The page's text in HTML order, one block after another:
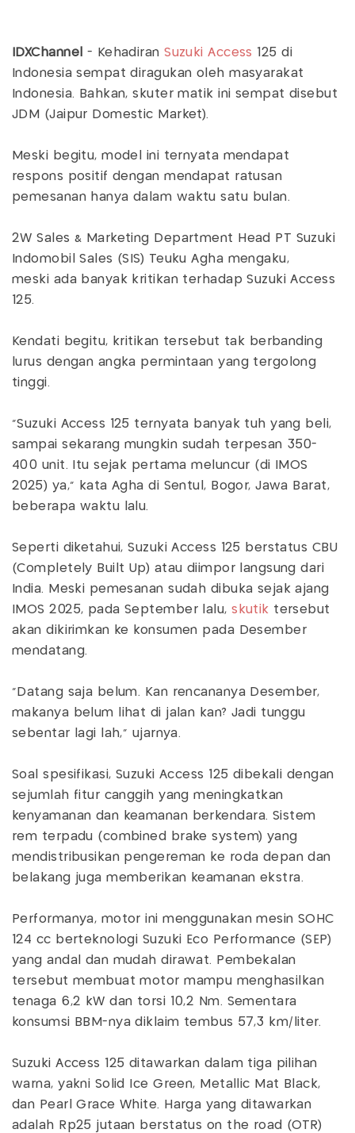
IDXChannel - KehadiranSuzuki Access 125 di
Indonesia sempat diragukan oleh masyarakat
Indonesia. Bahkan, skuter matik ini sempat disebut
JDM (Jaipur Domestic Market).
Meski begitu, model ini ternyata mendapat
respons positif dengan mendapat ratusan
pemesanan hanya dalam waktu satu bulan.
2W Sales & Marketing Department Head PT Suzuki
Indomobil Sales (SIS) Teuku Agha mengaku,
meski ada banyak kritikan terhadap Suzuki Access
125.
Kendati begitu, kritikan tersebut tak berbanding
lurus dengan angka permintaan yang tergolong
tinggi.
"Suzuki Access 125 ternyata banyak tuh yang beli,
sampai sekarang mungkin sudah terpesan 350-
400 unit. Itu sejak pertama meluncur (di IMOS
2025) ya," kata Agha di Sentul, Bogor, Jawa Barat,
beberapa waktu lalu.
Seperti diketahui, Suzuki Access 125 berstatus CBU
(Completely Built Up) atau diimpor langsung dari
India. Meski pemesanan sudah dibuka sejak ajang
IMOS 2025, pada September lalu,skutik tersebut
akan dikirimkan ke konsumen pada Desember
mendatang.
"Datang saja belum. Kan rencananya Desember,
makanya belum lihat di jalan kan? Jadi tunggu
sebentar lagi lah," ujarnya.
Soal spesifikasi, Suzuki Access 125 dibekali dengan
sejumlah fitur canggih yang meningkatkan
kenyamanan dan keamanan berkendara. Sistem
rem terpadu (combined brake system) yang
mendistribusikan pengereman ke roda depan dan
belakang juga memberikan keamanan ekstra.
Performanya, motor ini menggunakan mesin SOHC
124 cc berteknologi Suzuki Eco Performance (SEP)
yang andal dan mudah dirawat. Pembekalan
tersebut membuat motor mampu menghasilkan
tenaga 6,2 kW dan torsi 10,2 Nm. Sementara
konsumsi BBM-nya diklaim tembus 57,3 km/liter.
Suzuki Access 125 ditawarkan dalam tiga pilihan
warna, yakni Solid Ice Green, Metallic Mat Black,
dan Pearl Grace White. Harga yang ditawarkan
adalah Rp25 jutaan berstatus on the road (OTR)